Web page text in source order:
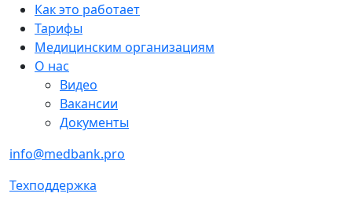
Как это работает
Тарифы
Медицинским организациям
О нас
Видео
Вакансии
Документы
info@medbank.pro
Техподдержка